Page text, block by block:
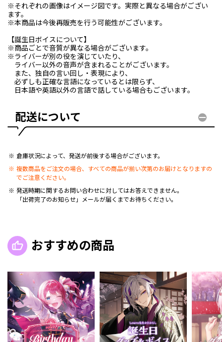
※それぞれの画像はイメージ図です。実際と異なる場合がござい
ます。
※本商品は今後再販売を行う可能性がございます。
【誕生日ボイスについて】
※商品ごとで音質が異なる場合がございます。
※ライバーが別の役を演じていたり、
ライバー以外の音声が含まれることがございます。
また、独自の言い回し・表現により、
必ずしも正確な言語になっているとは限らず、
日本語や英語以外の言語で話している場合もございます。
配送について
倉庫状況によって、発送が前後する場合がございます。
複数商品をご注文の場合、すべての商品が揃い次第のお届けとなりますの
でご注意ください。
発送時期に関するお問い合わせに対してはお答えできません。
「出荷完了のお知らせ」メールが届くまでお待ちください。
おすすめの商品